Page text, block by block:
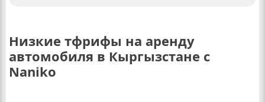
Низкие тфрифы на аренду
автомобиля в Кыргызстане с
Naniko